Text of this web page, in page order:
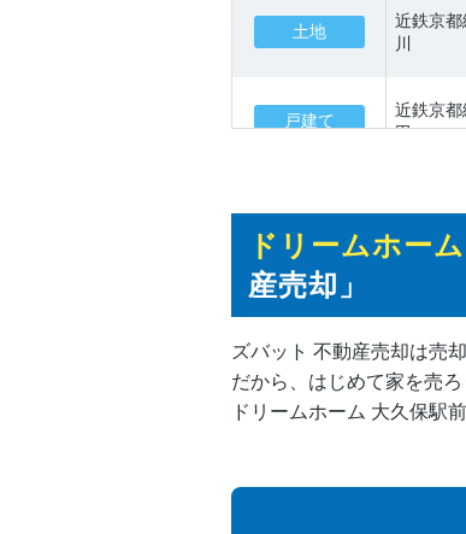
土地
近鉄京
川
戸建て
近鉄京
田
戸建て ＪＲ奈
戸建て
戸建て
近鉄京
川
田
ドリームホー
産売却」
ズバット 不動産売却は売
だから、はじめて家を売
ドリームホーム 大久保駅